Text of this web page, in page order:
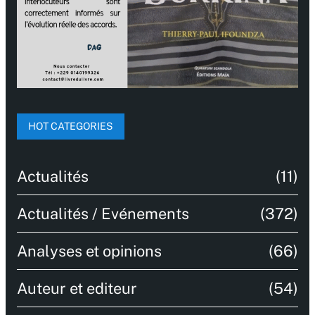
HOT CATEGORIES
Actualités (11)
Actualités / Evénements (372)
Analyses et opinions (66)
Auteur et editeur (54)